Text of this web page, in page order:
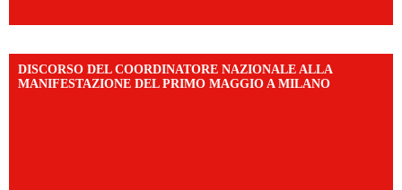
DISCORSO DEL COORDINATORE NAZIONALE ALLA
MANIFESTAZIONE DEL PRIMO MAGGIO A MILANO